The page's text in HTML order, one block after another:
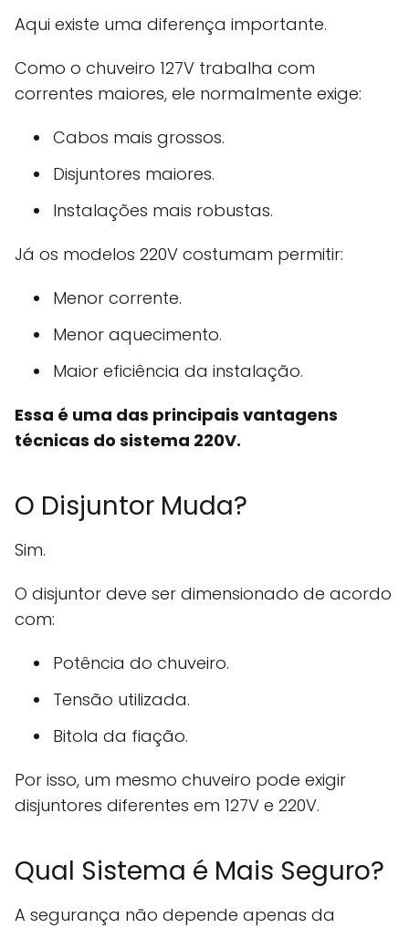
Aqui existe uma diferença importante.
Como o chuveiro 127V trabalha com
correntes maiores, ele normalmente exige:
Cabos mais grossos.
Disjuntores maiores.
Instalações mais robustas.
Já os modelos 220V costumam permitir:
Menor corrente.
Menor aquecimento.
Maior eficiência da instalação.
Essa é uma das principais vantagens
técnicas do sistema 220V.
O Disjuntor Muda?
Sim.
O disjuntor deve ser dimensionado de acordo
com:
Potência do chuveiro.
Tensão utilizada.
Bitola da fiação.
Por isso, um mesmo chuveiro pode exigir
disjuntores diferentes em 127V e 220V.
Qual Sistema é Mais Seguro?
A segurança não depende apenas da